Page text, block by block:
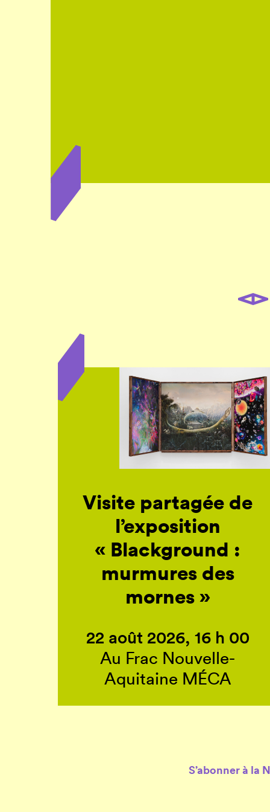
Visite partagée de
l’exposition
« Blackground :
murmures des
mornes »
22 août 2026, 16 h 00
Au Frac Nouvelle-
Aquitaine MÉCA
S’abonner à la